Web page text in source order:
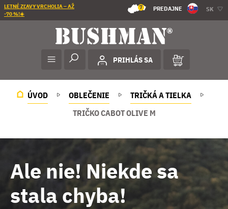
LETNÉ ZĽAVY VRCHOLIA – AŽ
-70 %!☀️
7 PREDAJNE SK
PRIHLÁS SA
ÚVOD OBLEČENIE
TRIČKÁ A TIELKA
TRIČKO CABOT OLIVE M
Ale nie! Niekde sa
stala chyba!